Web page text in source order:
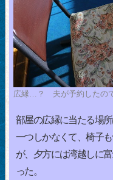
広縁…？ 夫が予約したの
部屋の広縁に当たる場
一つしかなくて、椅子
が、夕方には湾越しに
った。